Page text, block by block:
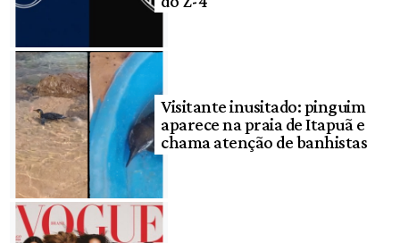
Visitante inusitado: pinguim
aparece na praia de Itapuã e
chama atenção de banhistas